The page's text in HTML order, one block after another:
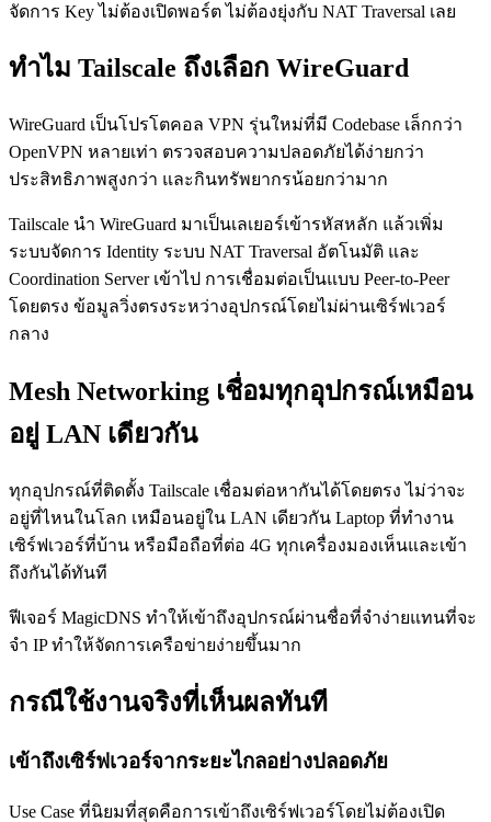
จัดการ Key ไม่ต้องเปิดพอร์ต ไม่ต้องยุ่งกับ NAT Traversal เลย
ทำไม Tailscale ถึงเลือก WireGuard
WireGuard เป็นโปรโตคอล VPN รุ่นใหม่ที่มี Codebase เล็กกว่า
OpenVPN หลายเท่า ตรวจสอบความปลอดภัยได้ง่ายกว่า
ประสิทธิภาพสูงกว่า และกินทรัพยากรน้อยกว่ามาก
Tailscale นำ WireGuard มาเป็นเลเยอร์เข้ารหัสหลัก แล้วเพิ่ม
ระบบจัดการ Identity ระบบ NAT Traversal อัตโนมัติ และ
Coordination Server เข้าไป การเชื่อมต่อเป็นแบบ Peer-to-Peer
โดยตรง ข้อมูลวิ่งตรงระหว่างอุปกรณ์โดยไม่ผ่านเซิร์ฟเวอร์
กลาง
Mesh Networking เชื่อมทุกอุปกรณ์เหมือน
อยู่ LAN เดียวกัน
ทุกอุปกรณ์ที่ติดตั้ง Tailscale เชื่อมต่อหากันได้โดยตรง ไม่ว่าจะ
อยู่ที่ไหนในโลก เหมือนอยู่ใน LAN เดียวกัน Laptop ที่ทำงาน
เซิร์ฟเวอร์ที่บ้าน หรือมือถือที่ต่อ 4G ทุกเครื่องมองเห็นและเข้า
ถึงกันได้ทันที
ฟีเจอร์ MagicDNS ทำให้เข้าถึงอุปกรณ์ผ่านชื่อที่จำง่ายแทนที่จะ
จำ IP ทำให้จัดการเครือข่ายง่ายขึ้นมาก
กรณีใช้งานจริงที่เห็นผลทันที
เข้าถึงเซิร์ฟเวอร์จากระยะไกลอย่างปลอดภัย
Use Case ที่นิยมที่สุดคือการเข้าถึงเซิร์ฟเวอร์โดยไม่ต้องเปิด